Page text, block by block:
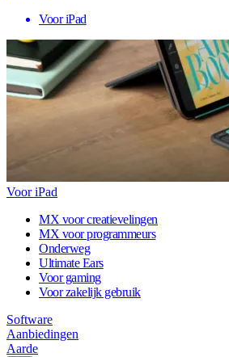
Voor iPad
Voor iPad
MX voor creatievelingen
MX voor programmeurs
Onderweg
Ultimate Ears
Voor gaming
Voor zakelijk gebruik
Software
Aanbiedingen
Aarde